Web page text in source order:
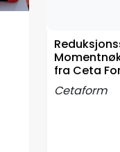
fra Ceta
Cetaform